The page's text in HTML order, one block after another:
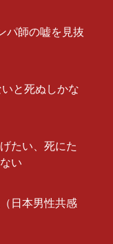
パ師の嘘を見抜
と死ぬしかな
たい、死にた
い
日本男性共感